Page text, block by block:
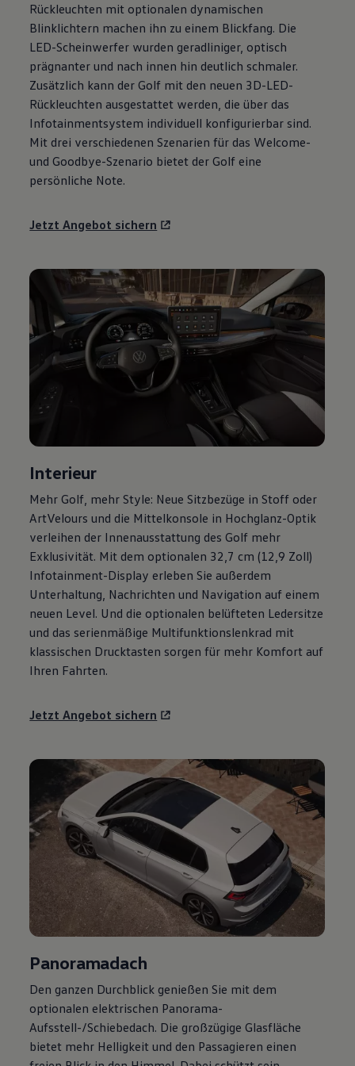
Motorenöl und Flüssigkeiten
Räder und Reifen
Pannen- und Unfallhilfe
Economy Service
Volkswagen Teile
Zubehör
Modellspezifisches Zubehör
Schutz und Pflege
Transport
Entertainment und Elektronik
Individualisieren
Wallbox und Ladekabel
Digitale Extras
Handy und Fahrzeug verbinden
Vorgängermodelle
Kundeninformationen
Volkswagen Kundenbetreuung
Warn- und Kontrollleuchten
Assistenzsysteme
Digitale Betriebsanleitung
Live Beratung
Magazin
Lifestyle
Transport
Volkswagen Kundenbetreuung
Rückleuchten mit optionalen dynamischen
Blinklichtern machen ihn zu einem Blickfang. Die
LED-Scheinwerfer wurden geradliniger, optisch
prägnanter und nach innen hin deutlich schmaler.
Zusätzlich kann der Golf mit den neuen 3D-LED-
Rückleuchten ausgestattet werden, die über das
Infotainmentsystem individuell konfigurierbar sind.
Mit drei verschiedenen Szenarien für das Welcome-
und Goodbye-Szenario bietet der Golf eine
persönliche Note.
Jetzt Angebot sichern
Interieur
Mehr Golf , mehr Style: Neue Sitzbezüge in Stoff oder
ArtVelours und die Mittelkonsole in Hochglanz-Optik
verleihen der Innenausstattung des Golf mehr
Exklusivität. Mit dem optionalen 32,7 cm (12,9 Zoll)
Infotainment-Display erleben Sie außerdem
Unterhaltung, Nachrichten und Navigation auf einem
neuen Level. Und die optionalen belüfteten Ledersitze
und das serienmäßige Multifunktionslenkrad mit
klassischen Drucktasten sorgen für mehr Komfort auf
Ihren Fahrten.
Jetzt Angebot sichern
Panoramadach
Den ganzen Durchblick genießen Sie mit dem
optionalen elektrischen Panorama-
Aufsstell-/Schiebedach. Die großzügige Glasfläche
bietet mehr Helligkeit und den Passagieren einen